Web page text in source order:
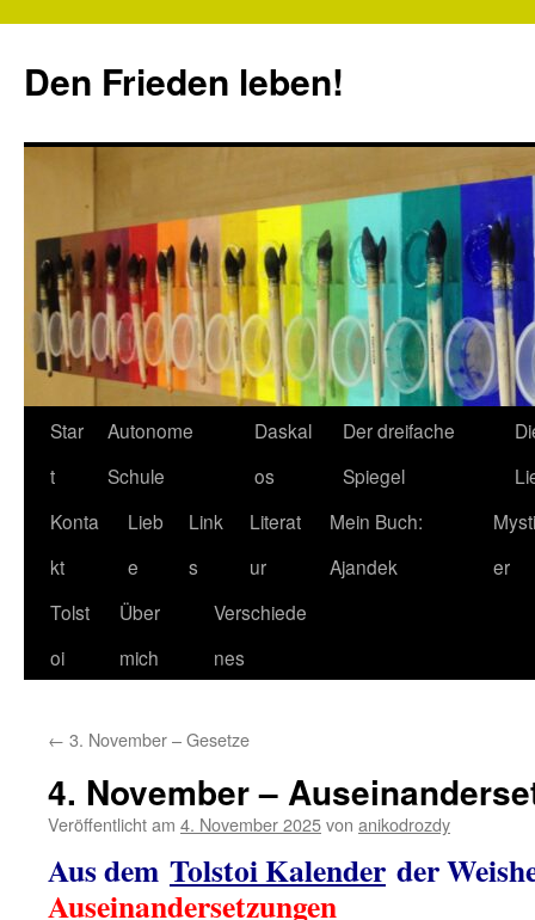
springen
Den Frieden leben!
Star
t
Autonome
Schule
Daskal
os
Der dreifache
Spiegel
Konta
kt
Lieb
e
Link
s
Literat
ur
Mein Buch:
Ajandek
er
Tolst
oi
Über
mich
Verschiede
nes
← 3. November – Gesetze
4. November –
Veröffentlicht am 4. November 2025von anikodrozdy
Aus dem Tolstoi Kalender der
Auseinandersetzungen